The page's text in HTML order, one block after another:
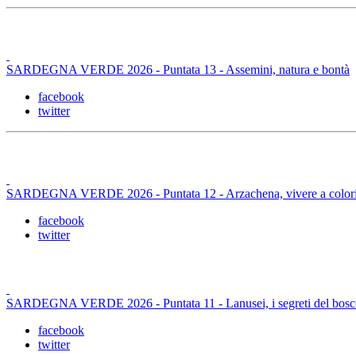
SARDEGNA VERDE 2026 - Puntata 13 - Assemini, natura e bontà
facebook
twitter
SARDEGNA VERDE 2026 - Puntata 12 - Arzachena, vivere a
facebook
twitter
SARDEGNA VERDE 2026 - Puntata 11 - Lanusei, i segreti del
facebook
twitter